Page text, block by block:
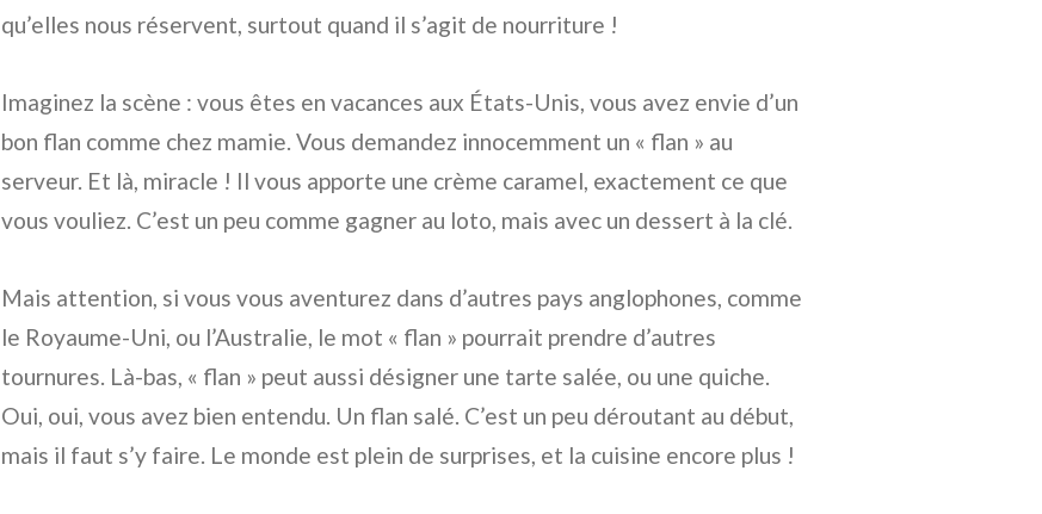
qu’elles nous réservent, surtout quand il s’agit de nourriture !
Imaginez la scène : vous êtes en vacances aux États-Unis, vous avez envie d’un
bon flan comme chez mamie. Vous demandez innocemment un « flan » au
serveur. Et là, miracle ! Il vous apporte une crème caramel, exactement ce que
vous vouliez. C’est un peu comme gagner au loto, mais avec un dessert à la clé.
Mais attention, si vous vous aventurez dans d’autres pays anglophones, comme
le Royaume-Uni, ou l’Australie, le mot « flan » pourrait prendre d’autres
tournures. Là-bas, « flan » peut aussi désigner une tarte salée, ou une quiche.
Oui, oui, vous avez bien entendu. Un flan salé. C’est un peu déroutant au début,
mais il faut s’y faire. Le monde est plein de surprises, et la cuisine encore plus !